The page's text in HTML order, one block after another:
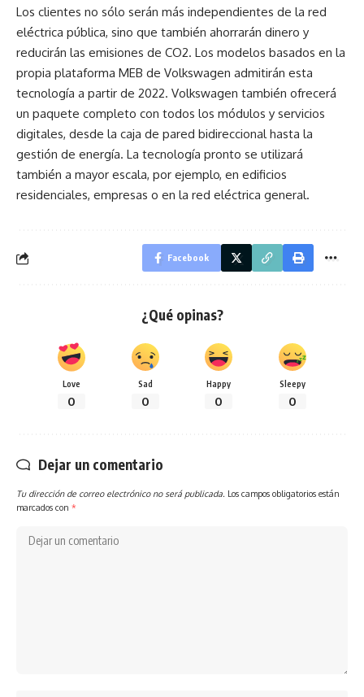
Los clientes no sólo serán más independientes de la red
eléctrica pública, sino que también ahorrarán dinero y
reducirán las emisiones de CO2. Los modelos basados ​​en la
propia plataforma MEB de Volkswagen admitirán esta
tecnología a partir de 2022. Volkswagen también ofrecerá
un paquete completo con todos los módulos y servicios
digitales, desde la caja de pared bidireccional hasta la
gestión de energía. La tecnología pronto se utilizará
también a mayor escala, por ejemplo, en edificios
residenciales, empresas o en la red eléctrica general.
Facebook
¿Qué opinas?
Love
0
Sad
0
Happy
0
Sleepy
0
Dejar un comentario
Tu dirección de correo electrónico no será publicada. Los campos obligatorios están
marcados con *